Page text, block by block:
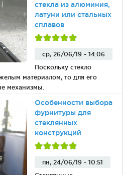
стекла из алюминия,
латуни или стальных
сплавов
ср, 26/06/19 - 14:06
Поскольку стекло
материалом, то для его
механизмы.
Особенности выбора
фурнитуры для
стеклянных
конструкций
пн, 24/06/19 - 10:51